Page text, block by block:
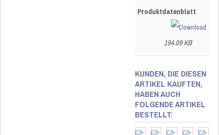
Produktdatenblatt
194.09 KB
KUNDEN, DIE DIESEN
ARTIKEL KAUFTEN,
HABEN AUCH
FOLGENDE ARTIKEL
BESTELLT: